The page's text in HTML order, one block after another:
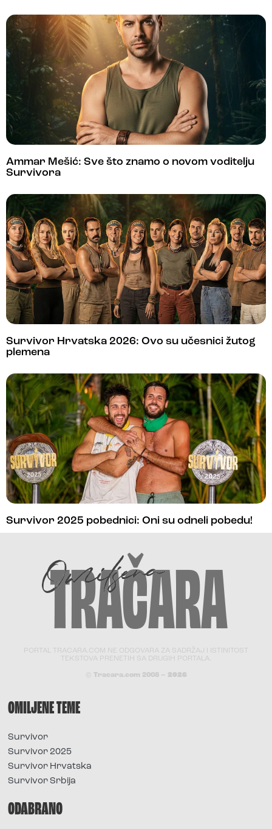
Ammar Mešić: Sve što znamo o novom voditelju
Survivora
Survivor Hrvatska 2026: Ovo su učesnici žutog
plemena
Survivor 2025 pobednici: Oni su odneli pobedu!
PORTAL TRACARA.COM NE ODGOVARA ZA SADRŽAJ I ISTINITOST
TEKSTOVA PRENETIH SA DRUGIH PORTALA.
© Tracara.com 2008 – 2026
OMILJENE TEME
Survivor
Survivor 2025
Survivor Hrvatska
Survivor Srbija
ODABRANO